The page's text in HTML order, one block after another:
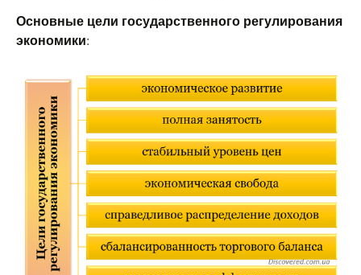
Основные цели государственного регулирования
экономики: